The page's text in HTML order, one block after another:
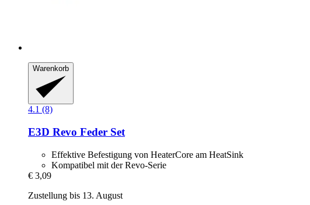
Warenkorb
4.1 (8)
E3D Revo Feder Set
Effektive Befestigung von HeaterCore am HeatSink
Kompatibel mit der Revo-Serie
€ 3,09
Zustellung bis 13. August